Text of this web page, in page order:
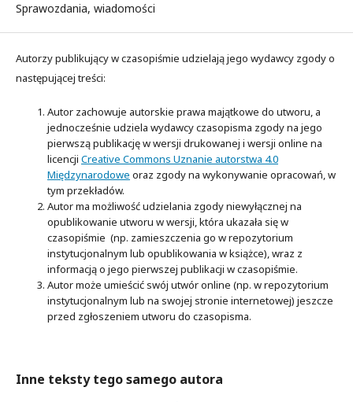
Sprawozdania, wiadomości
Autorzy publikujący w czasopiśmie udzielają jego wydawcy zgody o
następującej treści:
Autor zachowuje autorskie prawa majątkowe do utworu, a
jednocześnie udziela wydawcy czasopisma zgody na jego
pierwszą publikację w wersji drukowanej i wersji online na
licencji Creative Commons Uznanie autorstwa 4.0
Międzynarodowe oraz zgody na wykonywanie opracowań, w
tym przekładów.
Autor ma możliwość udzielania zgody niewyłącznej na
opublikowanie utworu w wersji, która ukazała się w
czasopiśmie (np. zamieszczenia go w repozytorium
instytucjonalnym lub opublikowania w książce), wraz z
informacją o jego pierwszej publikacji w czasopiśmie.
Autor może umieścić swój utwór online (np. w repozytorium
instytucjonalnym lub na swojej stronie internetowej) jeszcze
przed zgłoszeniem utworu do czasopisma.
Inne teksty tego samego autora